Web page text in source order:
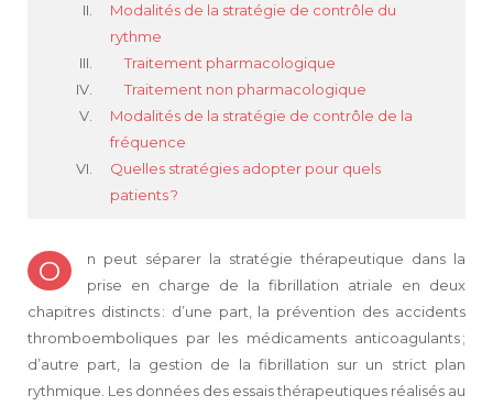
Modalités de la stratégie de contrôle du
rythme
Traitement pharmacologique
Traitement non pharmacologique
Modalités de la stratégie de contrôle de la
fréquence
Quelles stratégies adopter pour quels
patients ?
O
n peut séparer la stratégie thérapeutique dans la
prise en charge de la fibrillation atriale en deux
chapitres distincts : d’une part, la prévention des accidents
thromboemboliques par les médicaments anticoagulants ;
d’autre part, la gestion de la fibrillation sur un strict plan
rythmique. Les données des essais thérapeutiques réalisés au